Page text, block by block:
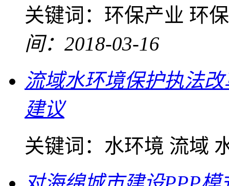
关键词： 环保产业 环
间：2018-03-16
流域水环境保护执法
建议
关键词： 水环境 流域